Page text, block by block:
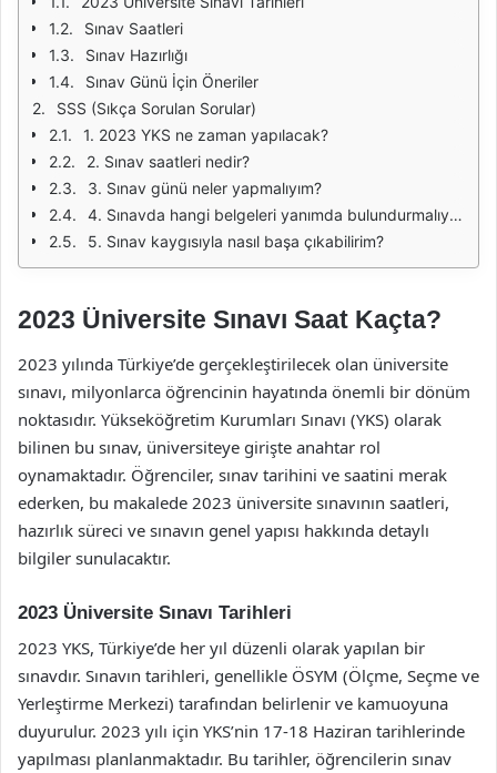
Sınav Saatleri
Sınav Hazırlığı
Sınav Günü İçin Öneriler
SSS (Sıkça Sorulan Sorular)
1. 2023 YKS ne zaman yapılacak?
2. Sınav saatleri nedir?
3. Sınav günü neler yapmalıyım?
4. Sınavda hangi belgeleri yanımda bulundurmalıyım?
5. Sınav kaygısıyla nasıl başa çıkabilirim?
2023 Üniversite Sınavı Saat Kaçta?
2023 yılında Türkiye’de gerçekleştirilecek olan üniversite
sınavı, milyonlarca öğrencinin hayatında önemli bir dönüm
noktasıdır. Yükseköğretim Kurumları Sınavı (YKS) olarak
bilinen bu sınav, üniversiteye girişte anahtar rol
oynamaktadır. Öğrenciler, sınav tarihini ve saatini merak
ederken, bu makalede 2023 üniversite sınavının saatleri,
hazırlık süreci ve sınavın genel yapısı hakkında detaylı
bilgiler sunulacaktır.
2023 Üniversite Sınavı Tarihleri
2023 YKS, Türkiye’de her yıl düzenli olarak yapılan bir
sınavdır. Sınavın tarihleri, genellikle ÖSYM (Ölçme, Seçme ve
Yerleştirme Merkezi) tarafından belirlenir ve kamuoyuna
duyurulur. 2023 yılı için YKS’nin 17-18 Haziran tarihlerinde
yapılması planlanmaktadır. Bu tarihler, öğrencilerin sınav